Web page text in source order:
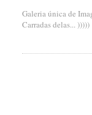
Galeria única de
Carradas delas... )))))